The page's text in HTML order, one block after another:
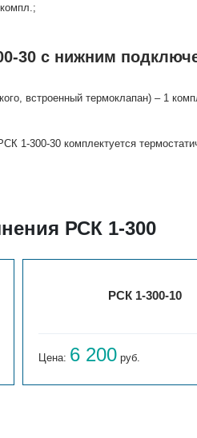
30 с нижним
встроенный термоклапан) – 1
1-300-30 комплектуется
РСК 1-300
РСК 1-300-10
Цена: 6 200 руб.